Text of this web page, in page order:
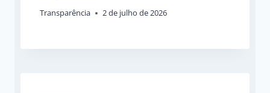
Transparência 2 de julho de 2026